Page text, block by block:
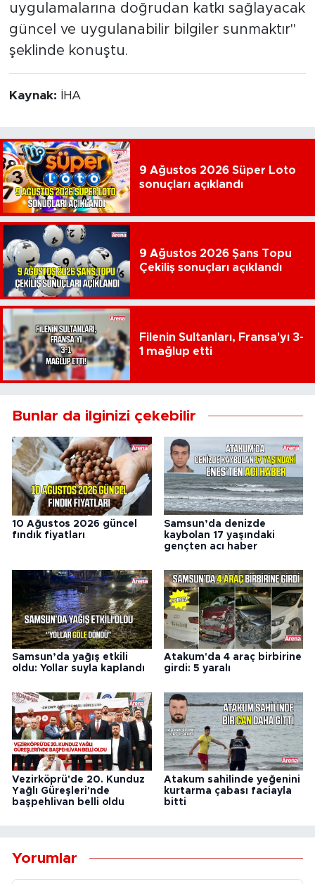
uygulamalarına doğrudan katkı sağlayacak
güncel ve uygulanabilir bilgiler sunmaktır"
şeklinde konuştu.
Kaynak: İHA
9 Ağustos 2026 Süper Loto
sonuçları açıklandı
9 Ağustos 2026 Şans Topu
Çekiliş sonuçları açıklandı
Filenin Sultanları, Fransa'yı 3-
1 mağlup etti
Bunlar da ilginizi çekebilir
10 Ağustos 2026 güncel
fındık fiyatları
Samsun’da denizde
kaybolan 17 yaşındaki
gençten acı haber
Samsun’da yağış etkili
oldu: Yollar suyla kaplandı
Atakum'da 4 araç birbirine
girdi: 5 yaralı
Vezirköprü'de 20. Kunduz
Yağlı Güreşleri'nde
başpehlivan belli oldu
Atakum sahilinde yeğenini
kurtarma çabası faciayla
bitti
Yorumlar